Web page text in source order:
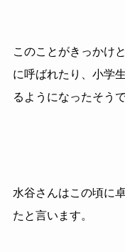
このことがきっかけ
に呼ばれたり、小学
るようになったそうで
水谷さんはこの頃に
たと言います。